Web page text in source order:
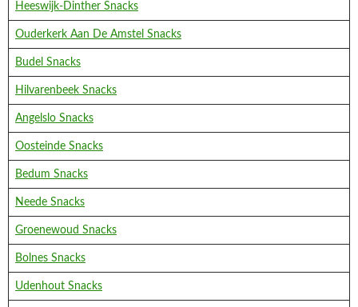
Heeswijk-Dinther Snacks
Ouderkerk Aan De Amstel Snacks
Budel Snacks
Hilvarenbeek Snacks
Angelslo Snacks
Oosteinde Snacks
Bedum Snacks
Neede Snacks
Groenewoud Snacks
Bolnes Snacks
Udenhout Snacks